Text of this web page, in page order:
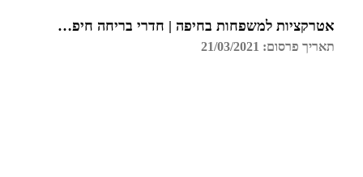
אטרקציות למשפחות בחיפה | חדרי בריחה חיפה | גלדיאטור
תאריך פרסום: 21/03/2021